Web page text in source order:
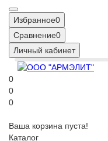
Избранное0
Сравнение0
Личный кабинет
0
0
0
Ваша корзина пуста!
Каталог